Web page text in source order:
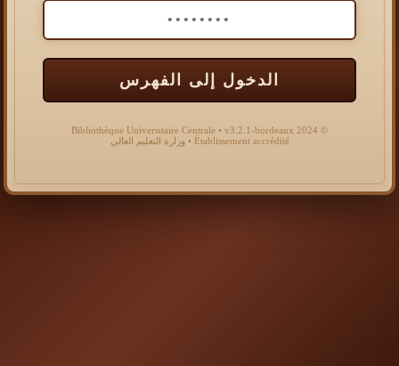
الدخول إلى الفهرس
© 2024 Bibliothèque Universitaire Centrale • v3.2.1-bordeaux
Établissement accrédité • وزارة التعليم العالي